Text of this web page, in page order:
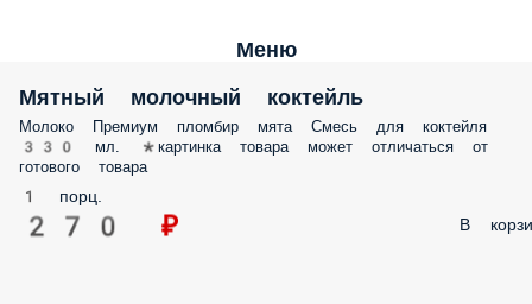
Меню
Мятный молочный коктейль
Молоко Премиум пломбир мята Смесь для коктейля
330 мл. *картинка товара может отличаться от
готового товара
1 порц.
270 ₽ В